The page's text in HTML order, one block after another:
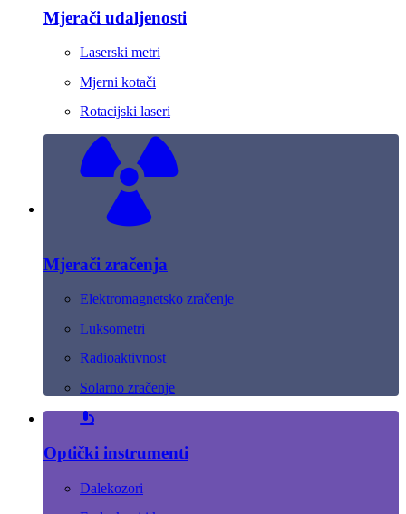
Mjerači udaljenosti
Laserski metri
Mjerni kotači
Rotacijski laseri
Mjerači zračenja
Elektromagnetsko zračenje
Luksometri
Radioaktivnost
Solarno zračenje
Optički instrumenti
Dalekozori